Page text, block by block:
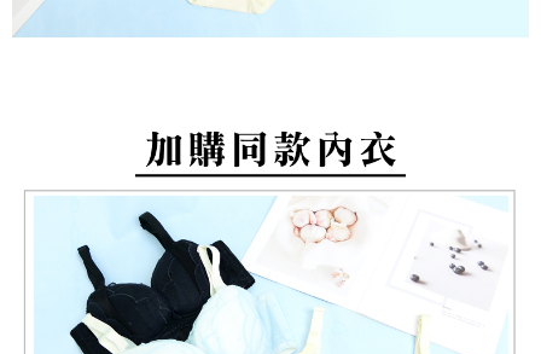
【注意事項】
https://aftee.tw/terms/#terms3
３．未成年的使用者請事先徵得法定代理人或監護人之同意方可使用
「AFTEE先享後付」，若未經同意申辦者引起之損失，本公司不負相關責
任。
４．使用「AFTEE先享後付」時，將依據個別帳號之用戶狀況，依本公司即
時審查核予不同之上限額度；若仍有額度不足之情形，本公司將視審查結果
請求用戶進行身份認證。
５．嚴禁一人註冊多個帳號或使用他人資訊註冊。若發現惡意使用之情形，
恩沛科技股份有限公司將有權停止該用戶之使用額度並採取法律行動。
每筆NT$80，滿NT$799(含以上)免運費
每筆NT$80，滿NT$799(含以上)免運費
每筆NT$80，滿NT$799(含以上)免運費
7-11取貨(快速到店)
每筆NT$90